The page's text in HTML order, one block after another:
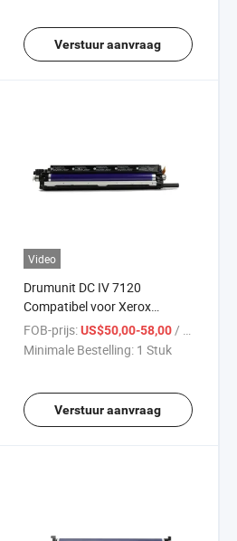
Verstuur aanvraag
Video
Drumunit DC IV 7120
Compatibel voor Xerox
WorkCentre-7120 7125 7225
Copier
FOB-prijs: US$50,00-58,00 / Stuk
Minimale Bestelling: 1 Stuk
Verstuur aanvraag